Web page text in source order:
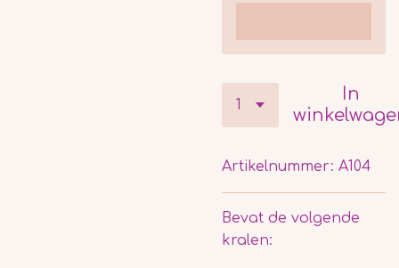
In
Artikelnummer: A104
Bevat de volgende
kralen: